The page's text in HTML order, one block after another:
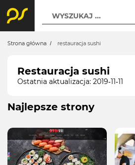
WYSZUKAJ ...
Strona główna restauracja sushi
Restauracja sushi
Ostatnia aktualizacja: 2019-11-11
Najlepsze strony